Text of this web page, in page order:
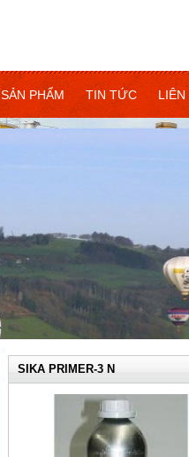
SẢN PHẨM TIN TỨC LIÊN
SIKA PRIMER-3 N